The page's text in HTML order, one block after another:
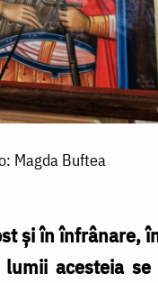
Magda Buftea
și în înfrânare,
acesteia